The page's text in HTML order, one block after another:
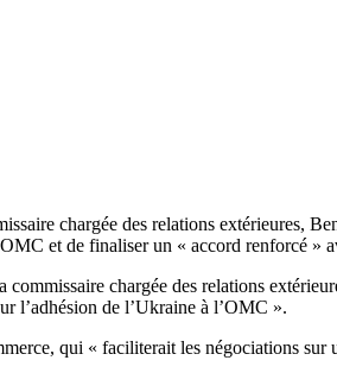
chargée des relations extérieures,
et de finaliser un « accord renforcé »
chargée des relations
l’adhésion de l’Ukraine à l’OMC ».
qui « faciliterait les négociations